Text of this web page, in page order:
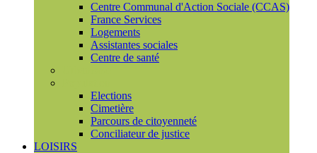
Centre Communal d'Action Sociale (CCAS)
France Services
Logements
Assistantes sociales
Centre de santé
Elections
Cimetière
Parcours de citoyenneté
Conciliateur de justice
LOISIRS